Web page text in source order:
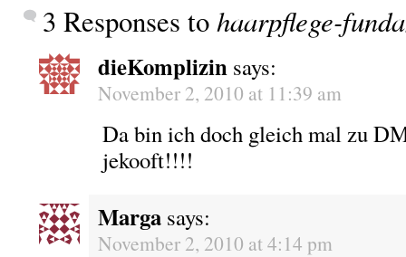
3 Responses to haarpflege-
dieKomplizin says:
November 2, 2010 at 11:39 am
Da bin ich doch gleich mal zu
jekooft!!!!
Marga says:
November 2, 2010 at 4:14 pm